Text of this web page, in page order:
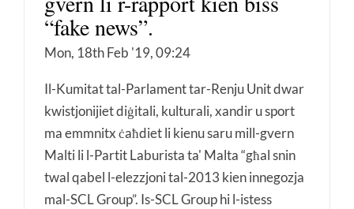
“fake news”.
Mon, 18th Feb '19, 09:24
Il-Kumitat tal-Parlament tar-Renju Unit dwar
kwistjonijiet diġitali, kulturali, xandir u sport
ma emmnitx ċaħdiet li kienu saru mill-gvern
Malti li l-Partit Laburista ta' Malta “għal snin
twal qabel l-elezzjoni tal-2013 kien innegozja
mal-SCL Group”. Is-SCL Group hi l-istess